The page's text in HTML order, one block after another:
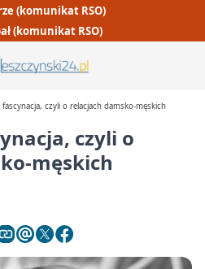
(komunikat RSO)
(komunikat RSO)
fascynacja, czyli o relacjach damsko-męskich
czyli o
męskich